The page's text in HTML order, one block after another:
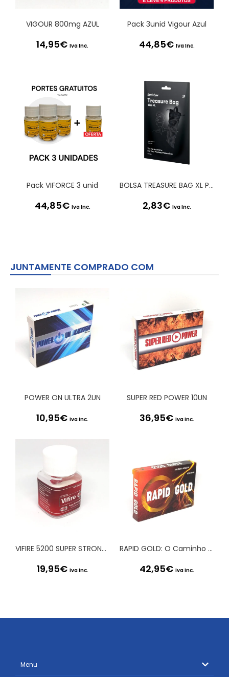
VIGOUR 800mg AZUL
14,95€ Iva Inc.
Pack 3unid Vigour Azul
44,85€ Iva Inc.
Pack VIFORCE 3 unid
44,85€ Iva Inc.
BOLSA TREASURE BAG XL PRETA SATISFYER
2,83€ Iva Inc.
JUNTAMENTE COMPRADO COM
POWER ON ULTRA 2UN
10,95€ Iva Inc.
SUPER RED POWER 10UN
36,95€ Iva Inc.
VIFIRE 5200 SUPER STRONG BURST 10 UNS
19,95€ Iva Inc.
RAPID GOLD: O Caminho para a Excelência em Tempo Recorde
42,95€ Iva Inc.
Menu